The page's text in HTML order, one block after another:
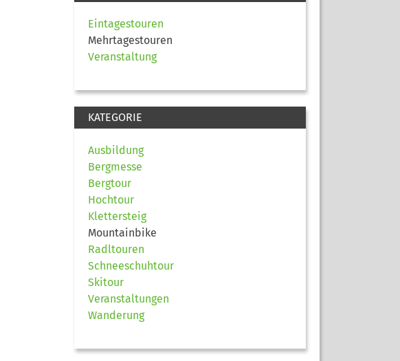
Eintagestouren
Mehrtagestouren
Veranstaltung
KATEGORIE
Ausbildung
Bergmesse
Bergtour
Hochtour
Klettersteig
Mountainbike
Radltouren
Schneeschuhtour
Skitour
Veranstaltungen
Wanderung